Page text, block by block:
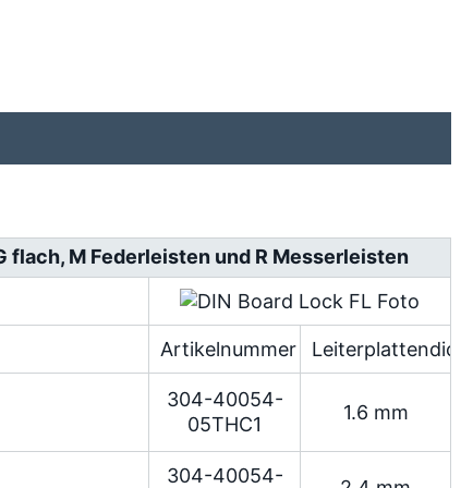
flach, M Federleisten und R Messerleisten
Artikelnummer
304-40054-
05THC1
1.6 mm
304-40054-